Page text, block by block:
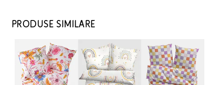
PRODUSE SIMILARE